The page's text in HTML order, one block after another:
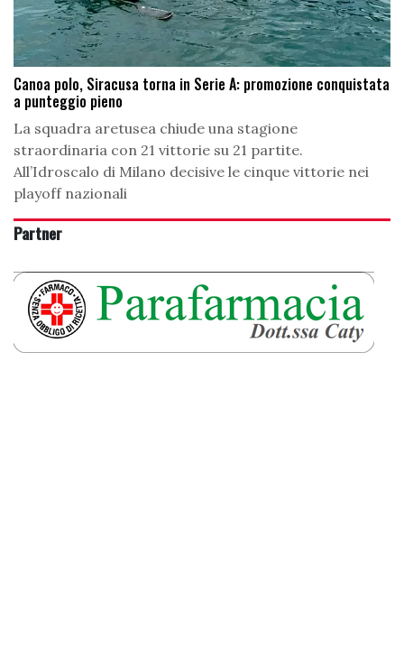
Canoa polo, Siracusa torna in Serie A: promozione conquistata
a punteggio pieno
La squadra aretusea chiude una stagione
straordinaria con 21 vittorie su 21 partite.
All’Idroscalo di Milano decisive le cinque vittorie nei
playoff nazionali
Partner